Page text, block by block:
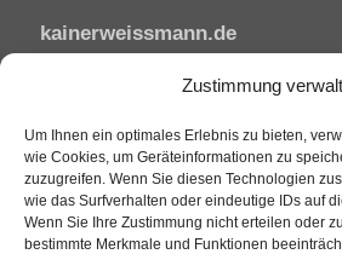
Zustimmung
Um Ihnen ein optimales Erlebnis zu bieten,
wie Cookies, um Geräteinformationen zu
zuzugreifen. Wenn Sie diesen Technologien
wie das Surfverhalten oder eindeutige IDs auf
Wenn Sie Ihre Zustimmung nicht erteilen oder
bestimmte Merkmale und Funktionen
kainerweissmann.de
Linzhausenstraße
Deutschland
Tel: 02644/945 81 88
Mail: kai@sfw-media.de